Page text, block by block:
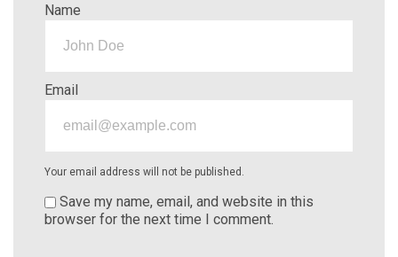
Name
Email
Your email address will not be published.
Save my name, email, and website in this
browser for the next time I comment.